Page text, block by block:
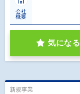
会社
概要
気になる
新規事業